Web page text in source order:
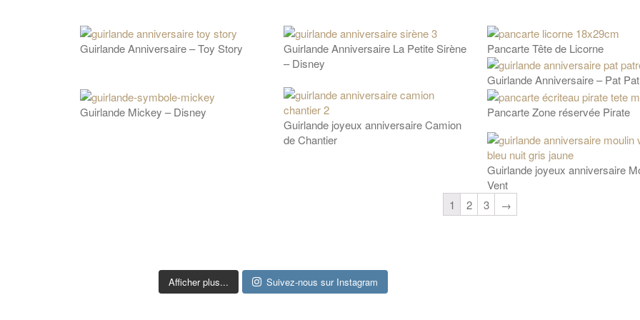
Guirlande Anniversaire – Toy Story
Guirlande Anniversaire La Petite Sirène
– Disney
Pancarte Tête de Licorne
Guirlande Anniversaire – Pat
Guirlande Mickey – Disney
Guirlande joyeux anniversaire Camion
de Chantier
Pancarte Zone réservée Pirate
Guirlande joyeux anniversaire
Vent
1
2 3 →
Afficher plus... Suivez-nous sur Instagram